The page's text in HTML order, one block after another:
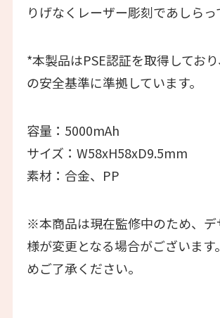
りげなくレーザー彫刻であしらっ
*本製品はPSE認証を取得してお
の安全基準に準拠しています。
容量：5000mAh
サイズ：W58xH58xD9.5mm
素材：合金、PP
※本商品は現在監修中のため、デ
様が変更となる場合がございます
めご了承ください。